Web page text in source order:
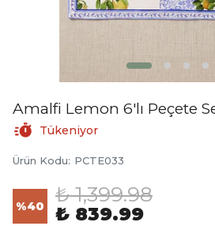
Amalfi Lemon 6'lı Peçete
Tükeniyor
Ürün Kodu: PCTE033
%40 ₺ 1,399.98
₺ 839.99